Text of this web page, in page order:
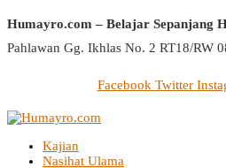
Humayro.com – Belajar Sepanjang
Pahlawan Gg. Ikhlas No. 2 RT18/RW
Facebook Twitter
Kajian
Nasihat Ulama